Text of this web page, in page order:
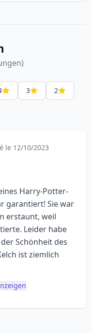
3
2
le 12/10/2023
Harry-Potter-
garantiert! Sie war
erstaunt, weil
Leider habe
Schönheit des
ist ziemlich